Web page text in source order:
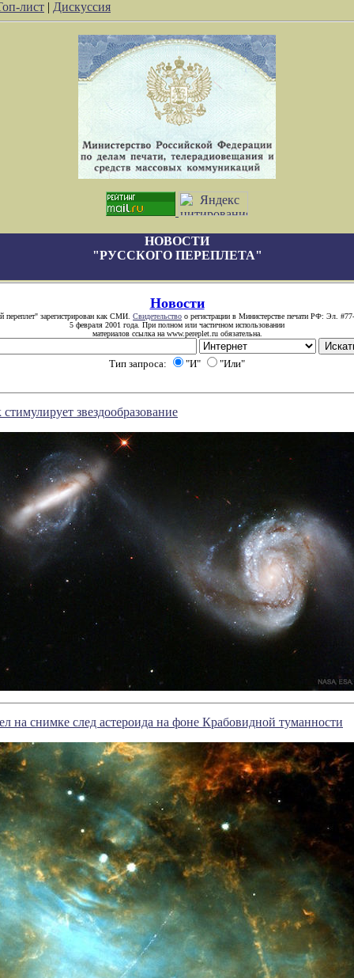
лист | Дискуссия
НОВОСТИ
"РУССКОГО ПЕРЕПЛЕТА"
Новости
переплет" зарегистрирован как СМИ. Свидетельство о регистрации в Министерстве печати РФ: Эл.
5 февраля 2001 года. При полном или частичном использовании
материалов ссылка на www.pereplet.ru обязательна.
Тип запроса: "И" "Или"
звездообразование
на снимке след астероида на фоне Крабовидной туманности